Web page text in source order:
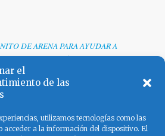
el
de las
utilizamos tecnologías como las
acceder a la información del dispositivo. El
DE ARENA PARA AYUDAR A
DEL COVID-19